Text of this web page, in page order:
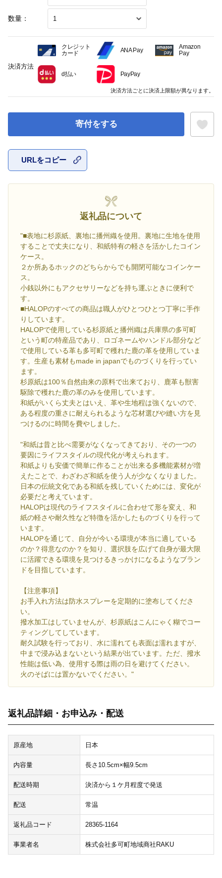
数量：
寄付をする
URLをコピー
返礼品について
"■表地に杉原紙、裏地に播州織を使用。裏地に生地を使用
することで丈夫になり、和紙特有の軽さを活かしたコイン
ケース。
２か所あるホックのどちらからでも開閉可能なコインケー
ス。
小銭以外にもアクセサリーなどを持ち運ぶときに便利で
す。
■HALOPのすべての商品は職人がひとつひとつ丁寧に手作
りしています。
HALOPで使用している杉原紙と播州織は兵庫県の多可町
という町の特産品であり、ロゴネームやハンドル部分など
で使用している革も多可町で穫れた鹿の革を使用していま
す。生産も素材もmade in japanでものづくりを行ってい
ます。
杉原紙は100％自然由来の原料で出来ており、鹿革も獣害
駆除で穫れた鹿の革のみを使用しています。
和紙がいくら丈夫とはいえ、革や生地程は強くないので、
ある程度の重さに耐えられるような芯材選びや縫い方を見
つけるのに時間を費やしました。
"和紙は昔と比べ需要がなくなってきており、その一つの
要因にライフスタイルの現代化が考えられます。
和紙よりも安価で簡単に作ることが出来る多機能素材が増
えたことで、わざわざ和紙を使う人が少なくなりました。
日本の伝統文化である和紙を残していくためには、変化が
必要だと考えています。
HALOPは現代のライフスタイルに合わせて形を変え、和
紙の軽さや耐久性など特徴を活かしたものづくりを行って
います。
HALOPを通じて、自分が今いる環境が本当に適している
のか？得意なのか？を知り、選択肢を広げて自身が最大限
に活躍できる環境を見つけるきっかけになるようなブラン
ドを目指しています。
【注意事項】
お手入れ方法は防水スプレーを定期的に塗布してくださ
い。
撥水加工はしていませんが、杉原紙はこんにゃく糊でコー
ティングしてしています。
耐久試験を行っており、水に濡れても表面は濡れますが、
中まで浸み込まないという結果が出ています。ただ、撥水
性能は低い為、使用する際は雨の日を避けてください。
火のそばには置かないでください。"
返礼品詳細・お申込み・配送
原産地 日本
内容量 長さ10.5cm×幅9.5cm
配送時期 決済から１ケ月程度で発送
配送 常温
返礼品コード 28365-1164
事業者名 株式会社多可町地域商社RAKU
決済方法
クレジット
カード
ANA Pay
Amazon
Pay
d払い PayPay
決済方法ごとに決済上限額が異なります。